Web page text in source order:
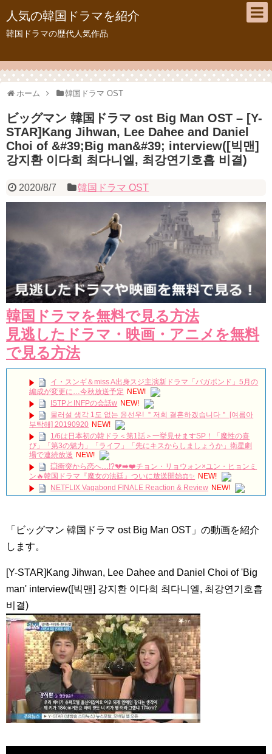
人気の韓国ドラマを紹介
韓国ドラマの歴代人気作品
ホーム 韓国ドラマ OST
ビッグマン 韓国ドラマ ost Big Man OST – [Y-
STAR]Kang Jihwan, Lee Dahee and Daniel
Choi of &#39;Big man&#39; interview([빅맨]
강지환 이다희 최다니엘, 최강연기호흡 비결)
2020/8/7 韓国ドラマ OST
韓国ドラマを無料で見る方法
見逃したドラマ・映画・アニメを無料
で見る方法
イ・スンギ＆miss A出身スジ主演新ドラマ「バガボンド」5月の
編成が変更に…今秋放送予定 NEW!
ISTPとINFPの会話w NEW!
물러설 생각 1도 없는 윤선우! ＂저희 결혼하겠습니다＂ [여름아
부탁해] 20190920 NEW!
1/6は日本初の韓ドラ＜第1話＞一挙見せますSP！「魔性の喜
び」「第3の魅力」「ライフ」「先にキスからしましょうか」衛星劇
場で連続放送 NEW!
💥衝突から恋へ…!?💔➡️❤️チョン・リョウォン×ユン・ヒョンミ
ン🔥韓国ドラマ『魔女の法廷』ついに放送開始⚖️✨ NEW!
NETFLIX Vagabond FINALE Reaction & Review NEW!
메이킹 괴짜 판사들의 실종된 정의 찾기 프로젝트! ‘이판사판’ 대
#노래 #뮤지컬 #그날들 #정학 #인터뷰 #shorts #불후의명곡 #미우새 #
よくおごってくれる綺麗なお姉さん 11/3（祝）あさ10時 第
女優ソン・ソンミ、夫の葬儀を終え「帰ってきたポク・ダン
ジ」の撮影に復帰へ NEW!
「違う（ちがう）・異なる」を韓国語では？「다르다（タル
ダ）」の意味・使い方について
について
「退屈だ・暇だ」を韓国語では？「심심하다（シムシマダ）」
の意味・使い方について
■韓国ドラマ『キング～Two Hearts』予告動画（日本語字幕）
について
yoon kyun sang
「ビッグマン 韓国ドラマ ost Big Man OST」の動画を紹介
します。
[Y-STAR]Kang Jihwan, Lee Dahee and Daniel Choi of 'Big
man' interview([빅맨] 강지환 이다희 최다니엘, 최강연기호흡
비결)